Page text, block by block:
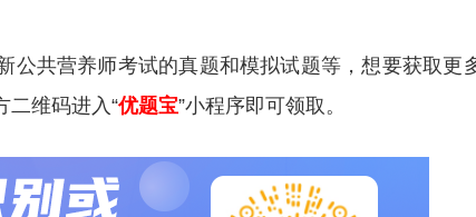
公共营养师考试的真题和模拟试题等，想要获取更
二维码进入“优题宝”小程序即可领取。